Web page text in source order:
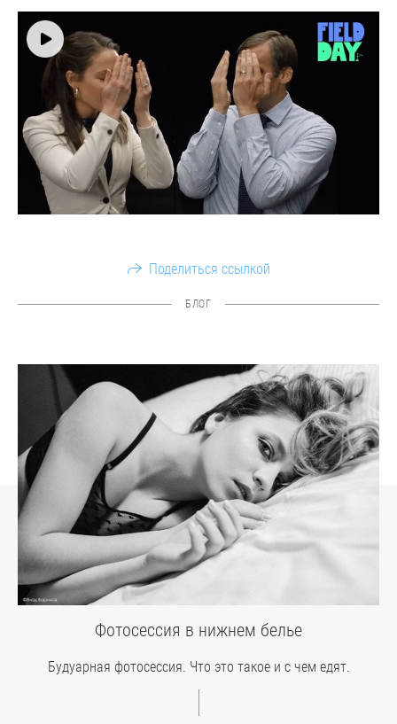
Поделиться ссылкой
БЛОГ
Фотосессия в нижнем белье
Будуарная фотосессия. Что это такое и с чем едят.